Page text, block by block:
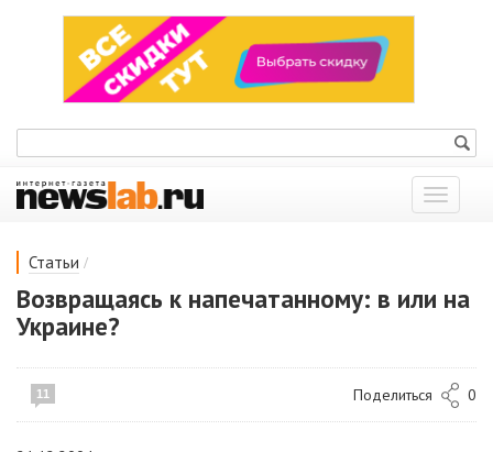
Показать
меню
Статьи /
Возвращаясь к напечатанному: в или на
Украине?
11 Поделиться 0